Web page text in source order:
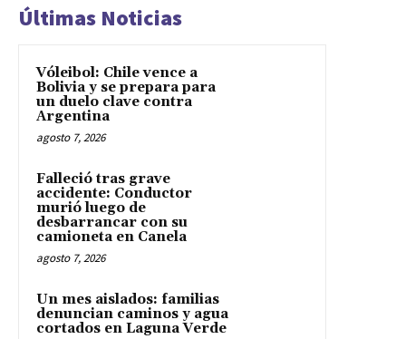
Últimas Noticias
Vóleibol: Chile vence a
Bolivia y se prepara para
un duelo clave contra
Argentina
agosto 7, 2026
Falleció tras grave
accidente: Conductor
murió luego de
desbarrancar con su
camioneta en Canela
agosto 7, 2026
Un mes aislados: familias
denuncian caminos y agua
cortados en Laguna Verde